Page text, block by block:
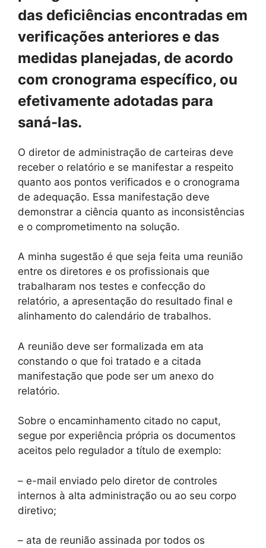
das deficiências encontradas em
verificações anteriores e das
medidas planejadas, de acordo
com cronograma específico, ou
efetivamente adotadas para
saná-las.
O diretor de administração de carteiras deve
receber o relatório e se manifestar a respeito
quanto aos pontos verificados e o cronograma
de adequação. Essa manifestação deve
demonstrar a ciência quanto as inconsistências
e o comprometimento na solução.
A minha sugestão é que seja feita uma reunião
entre os diretores e os profissionais que
trabalharam nos testes e confecção do
relatório, a apresentação do resultado final e
alinhamento do calendário de trabalhos.
A reunião deve ser formalizada em ata
constando o que foi tratado e a citada
manifestação que pode ser um anexo do
relatório.
Sobre o encaminhamento citado no caput,
segue por experiência própria os documentos
aceitos pelo regulador a título de exemplo:
– e-mail enviado pelo diretor de controles
internos à alta administração ou ao seu corpo
diretivo;
– ata de reunião assinada por todos os